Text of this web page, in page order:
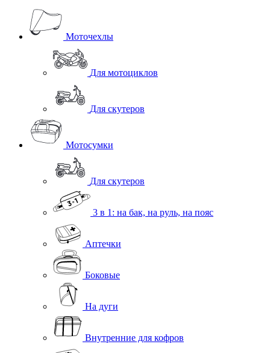
Моточехлы
Для мотоциклов
Для скутеров
Мотосумки
Для скутеров
3 в 1: на бак, на руль, на пояс
Аптечки
Боковые
На дуги
Внутренние для кофров